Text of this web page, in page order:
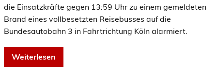
die Einsatzkräfte gegen 13:59 Uhr zu einem gemeldeten
Brand eines vollbesetzten Reisebusses auf die
Bundesautobahn 3 in Fahrtrichtung Köln alarmiert.
Weiterlesen